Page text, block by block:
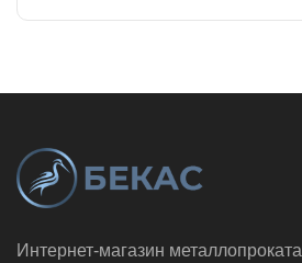
Интернет-магазин металлопроката